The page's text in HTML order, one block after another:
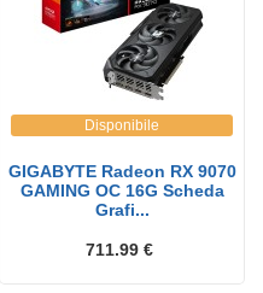
Disponibile
GIGABYTE Radeon RX 9070
GAMING OC 16G Scheda
Grafi...
711.99 €